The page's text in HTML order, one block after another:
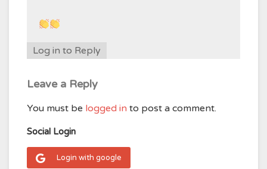
Log in to Reply
Leave a Reply
You must be logged in to post a comment.
Social Login
Login with google